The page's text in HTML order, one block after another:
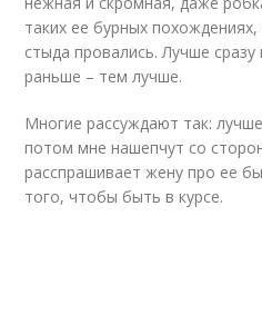
таких ее бурных
стыда провались. Лучше
раньше – тем лучше.
Многие рассуждают так:
потом мне нашепчут со
расспрашивает жену про ее
того, чтобы быть в курсе.